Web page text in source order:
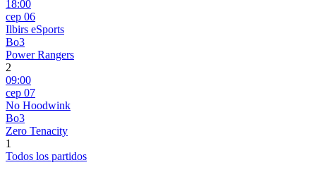
18:00
сер 06
Ilbirs eSports
Bo3
Power Rangers
2
09:00
сер 07
No Hoodwink
Bo3
Zero Tenacity
1
Todos los partidos